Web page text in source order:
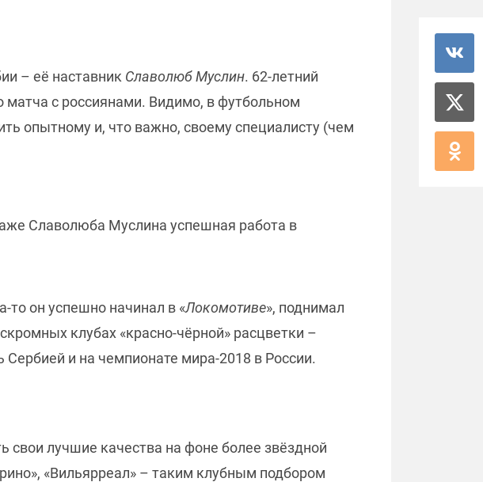
– её наставник Славолюб Муслин. 62-летний
с россиянами. Видимо, в футбольном
опытному и, что важно, своему специалисту (чем
Славолюба Муслина успешная работа в
то он успешно начинал в «Локомотиве», поднимал
клубах «красно-чёрной» расцветки –
Сербией и на чемпионате мира-2018 в России.
лучшие качества на фоне более звёздной
«Вильярреал» – таким клубным подбором